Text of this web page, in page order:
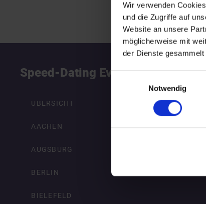
Wir verwenden
und die Zugriffe auf
Website an unsere
möglicherweise mit
der Dienste gesammelt
Notwendig
Speed-Dating Events
ÜBERSICHT
AACHEN
AUGSBURG
BERLIN
BIELEFELD